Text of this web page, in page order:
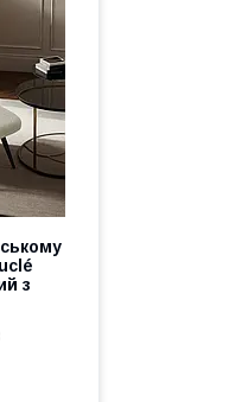
з